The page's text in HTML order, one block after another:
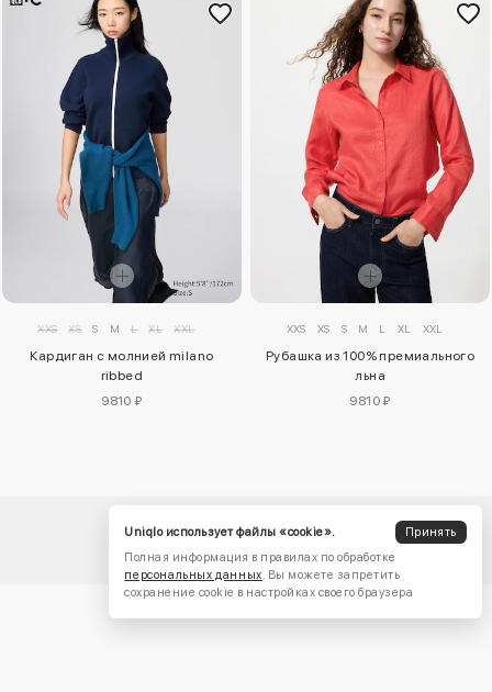
XXS XS S M L XL XXL
Кардиган с молнией milano
ribbed
9810 ₽
XXS XS S M L XL XXL
Рубашка из 100% премиального
льна
9810 ₽
Uniqlo использует файлы «cookie».
Принять
Полная информация в правилах по обработке
персональных данных. Вы можете запретить
сохранение cookie в настройках своего браузера